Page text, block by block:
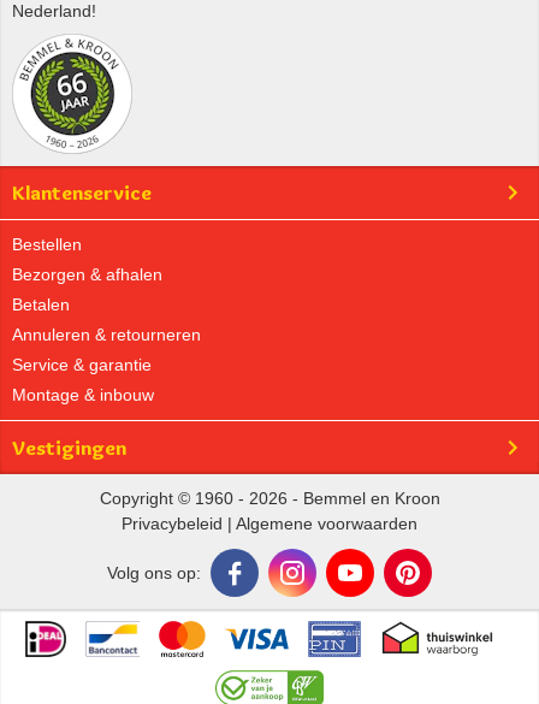
Nederland!
Klantenservice
Bestellen
Bezorgen & afhalen
Betalen
Annuleren & retourneren
Service & garantie
Montage & inbouw
Vestigingen
Copyright © 1960 - 2026 - Bemmel en Kroon
Privacybeleid | Algemene voorwaarden
Volg ons op: